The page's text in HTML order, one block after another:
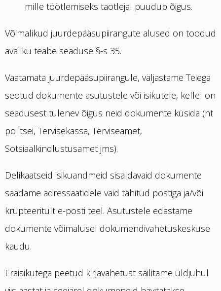
mille töötlemiseks taotlejal puudub õigus.
Võimalikud juurdepääsupiirangute alused on toodud
avaliku teabe seaduse §-s 35.
Vaatamata juurdepääsupiirangule, väljastame Teiega
seotud dokumente asutustele või isikutele, kellel on
seadusest tulenev õigus neid dokumente küsida (nt
politsei, Tervisekassa, Terviseamet,
Sotsiaalkindlustusamet jms).
Delikaatseid isikuandmeid sisaldavaid dokumente
saadame adressaatidele vaid tähitud postiga ja/või
krüpteeritult e-posti teel. Asutustele edastame
dokumente võimalusel dokumendivahetuskeskuse
kaudu.
Eraisikutega peetud kirjavahetust säilitame üldjuhul